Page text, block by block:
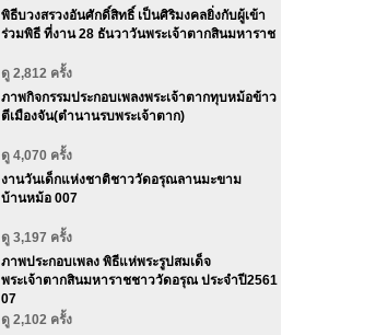
พิธีบวงสรวงอันศักดิ์สิทธิ์ เป็นศิริมงคลยิ่งกับผู้เข้า
ร่วมพิธี ที่งาน 28 ธันวาวันพระเจ้าตากสินมหาราช
ดู 2,812 ครั้ง
ภาพกิจกรรมประกอบเพลงพระเจ้าตากทุบหม้อข้าว
ตีเมืองจัน(ตำนานรบพระเจ้าตาก)
ดู 4,070 ครั้ง
งานวันเด็กแห่งชาติชาววัดอรุณลานมะขาม
บ้านหม้อ 007
ดู 3,197 ครั้ง
ภาพประกอบเพลง พิธีแห่พระรูปสมเด็จ
พระเจ้าตากสินมหาราชชาววัดอรุณ ประจำปี2561
07
ดู 2,102 ครั้ง